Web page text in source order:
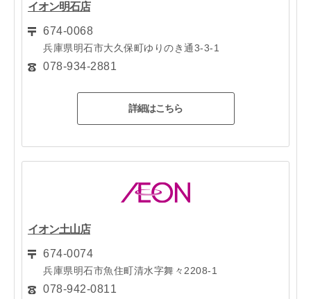
イオン明石店
674-0068
兵庫県明石市大久保町ゆりのき通3-3-1
078-934-2881
詳細はこちら
イオン土山店
674-0074
兵庫県明石市魚住町清水字舞々2208-1
078-942-0811